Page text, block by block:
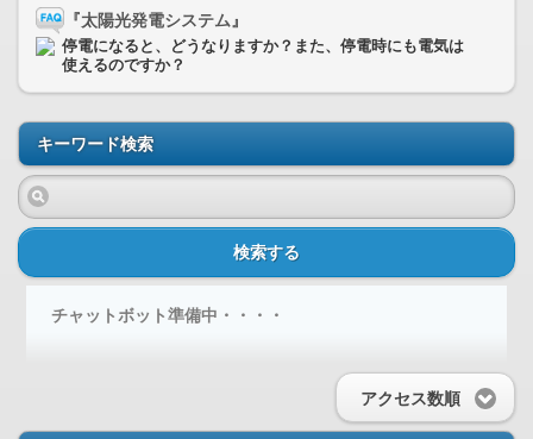
『太陽光発電システム』
停電になると、どうなりますか？また、停電時にも電気は
使えるのですか？
キーワード検索
検索する
チャットボット準備中・・・・
アクセス数順